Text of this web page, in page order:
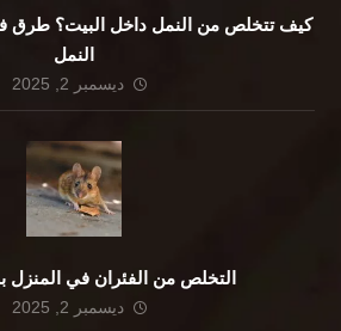
كيف تتخلص من النمل داخل البيت؟ طرق
النمل
ديسمبر 2, 2025
التخلص من الفئران في المنزل
ديسمبر 2, 2025